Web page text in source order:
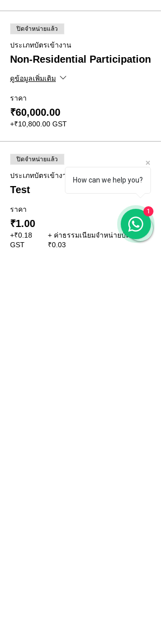
ปิดจำหน่ายแล้ว
ประเภทบัตรเข้างาน
Non-Residential Participation
ดูข้อมูลเพิ่มเติม
ราคา
₹60,000.00
+₹10,800.00 GST
ปิดจำหน่ายแล้ว
ประเภทบัตรเข้างาน
Test
ราคา
₹1.00
+₹0.18
GST
+ ค่าธรรมเนียมจำหน่ายบัตร
₹0.03
How can we help you?
1